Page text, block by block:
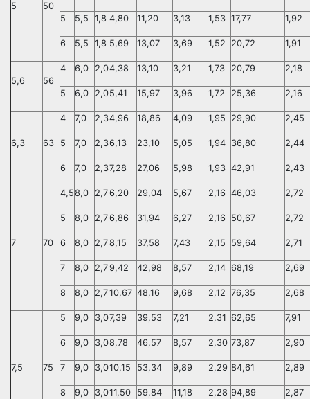
5 50
5 5,5 1,8 4,80 11,20 3,13 1,53 17,77 1,92
6 5,5 1,8 5,69 13,07 3,69 1,52 20,72 1,91
5,6 56
4 6,0 2,04,38 13,10 3,21 1,73 20,79 2,18
5 6,0 2,05,41 15,97 3,96 1,72 25,36 2,16
6,3 63
4 7,0 2,34,96 18,86 4,09 1,95 29,90 2,45
5 7,0 2,36,13 23,10 5,05 1,94 36,80 2,44
6 7,0 2,37,28 27,06 5,98 1,93 42,91 2,43
7 70
4,58,0 2,76,20 29,04 5,67 2,16 46,03 2,72
5 8,0 2,76,86 31,94 6,27 2,16 50,67 2,72
6 8,0 2,78,15 37,58 7,43 2,15 59,64 2,71
7 8,0 2,79,42 42,98 8,57 2,14 68,19 2,69
8 8,0 2,710,67 48,16 9,68 2,12 76,35 2,68
7,5 75
5 9,0 3,07,39 39,53 7,21 2,31 62,65 7,91
6 9,0 3,08,78 46,57 8,57 2,30 73,87 2,90
7 9,0 3,010,15 53,34 9,89 2,29 84,61 2,89
8 9,0 3,011,50 59,84 11,18 2,28 94,89 2,87